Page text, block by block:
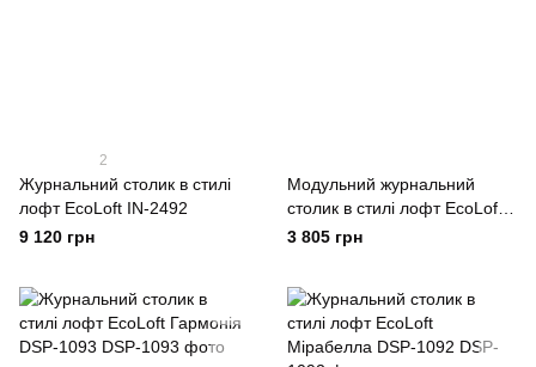
2
Журнальний столик в стилі
лофт EcoLoft IN-2492
9 120 грн
Модульний журнальний
столик в стилі лофт EcoLoft
Duet DSP-1106
3 805 грн